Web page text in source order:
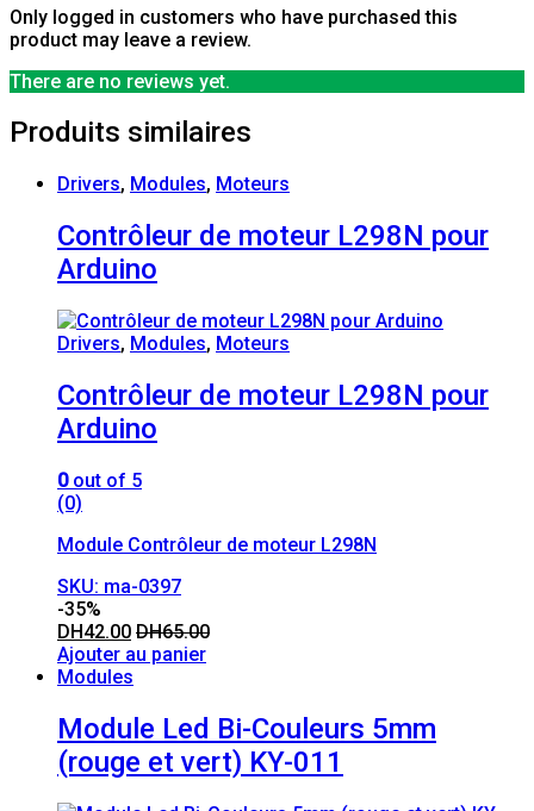
Only logged in customers who have purchased this
product may leave a review.
There are no reviews yet.
Produits similaires
Drivers, Modules, Moteurs
Contrôleur de moteur L298N pour
Arduino
Drivers, Modules, Moteurs
Contrôleur de moteur L298N pour
Arduino
0out of 5
(0)
Module Contrôleur de moteur L298N
SKU: ma-0397
-35%
DH42.00 DH65.00
Ajouter au panier
Modules
Module Led Bi-Couleurs 5mm
(rouge et vert) KY-011